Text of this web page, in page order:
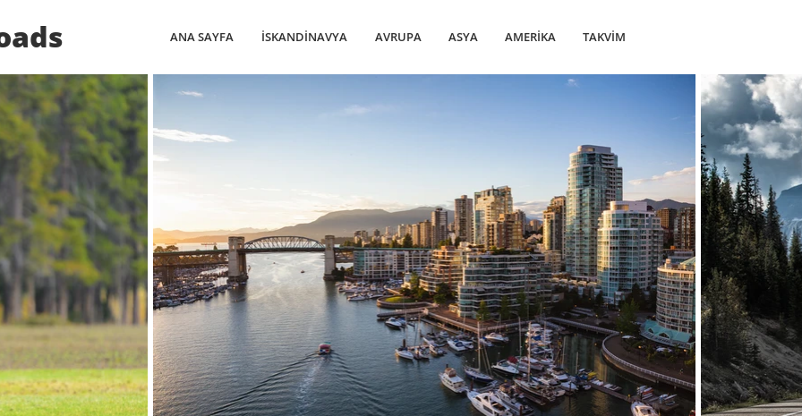
ANA SAYFA İSKANDİNAVYA AVRUPA ASYA AMERİKA TAKVİM